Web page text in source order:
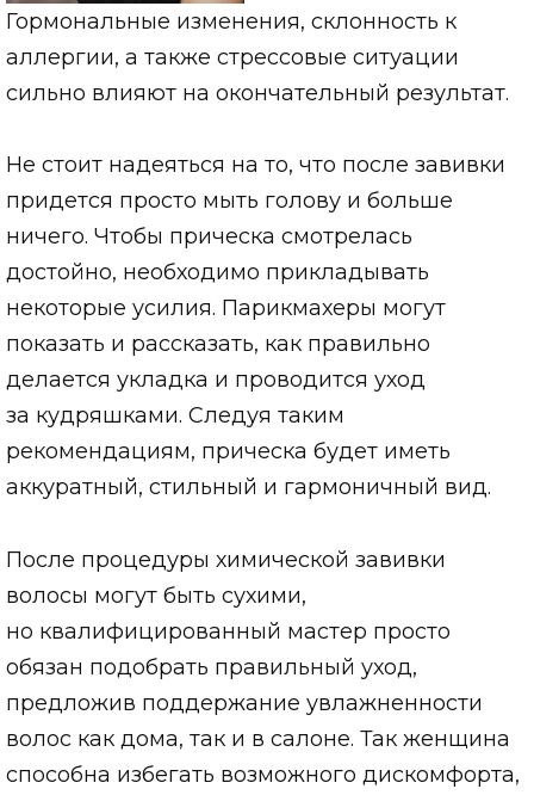
Гормональные изменения, склонность к
аллергии, а также стрессовые ситуации
сильно влияют на окончательный результат.
Не стоит надеяться на то, что после завивки
придется просто мыть голову и больше
ничего. Чтобы прическа смотрелась
достойно, необходимо прикладывать
некоторые усилия. Парикмахеры могут
показать и рассказать, как правильно
делается укладка и проводится уход
за кудряшками. Следуя таким
рекомендациям, прическа будет иметь
аккуратный, стильный и гармоничный вид.
После процедуры химической завивки
волосы могут быть сухими,
но квалифицированный мастер просто
обязан подобрать правильный уход,
предложив поддержание увлажненности
волос как дома, так и в салоне. Так женщина
способна избегать возможного дискомфорта,